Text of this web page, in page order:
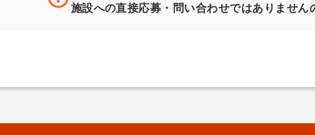
施設への直接応募・問い合わせではありません